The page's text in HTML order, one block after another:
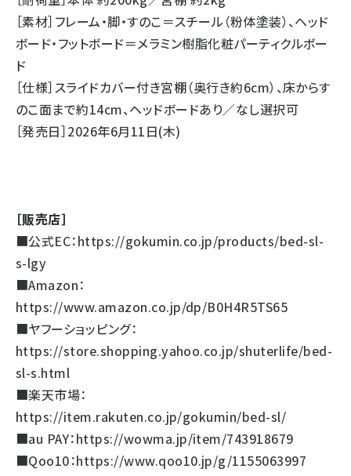
［素材］フレーム・脚・すのこ＝スチール（粉体塗装）、ヘッド
ボード・フットボード＝メラミン樹脂化粧パーティクルボー
ド
［仕様］スライドカバー付き宮棚（奥行き約6cm）、床からす
のこ面まで約14cm、ヘッドボードあり／なし選択可
［発売日］2026年6月11日(木)
［販売店］
■公式EC：https://gokumin.co.jp/products/bed-sl-
s-lgy
■Amazon：
https://www.amazon.co.jp/dp/B0H4R5TS65
■ヤフーショッピング：
https://store.shopping.yahoo.co.jp/shuterlife/bed-
sl-s.html
■楽天市場：
https://item.rakuten.co.jp/gokumin/bed-sl/
■au PAY：https://wowma.jp/item/743918679
■Qoo10：https://www.qoo10.jp/g/1155063997